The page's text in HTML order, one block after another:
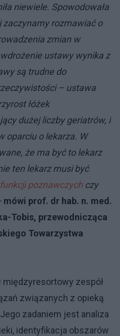
niewiele. Spowodowała
zaczynamy rozmawiać o
zmian w
ustawy wynika z
są trudne do
– ustawa
łóżek
dużej liczby geriatrów, i
oparciu o lekarza. W
że ma być to lekarz
ten lekarz musi być
funkcji poznawczychczy
mówi prof. dr hab. n. med.
Tobis, przewodnicząca
Towarzystwa
międzyresortowy zespół
związanych z opieką
zadaniem jest analiza
identyfikacja obszarów